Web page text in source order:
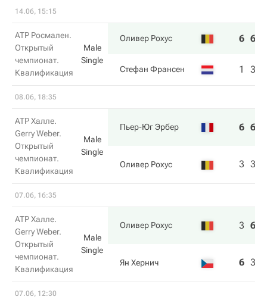
14.06, 15:15
ATP Росмален.
Открытый
чемпионат.
Квалификация
Male
Single
Оливер Рохус 6 6
Стефан Франсен 1 3
08.06, 18:35
ATP Халле.
Gerry Weber.
Открытый
чемпионат.
Квалификация
Male
Single
Пьер-Юг Эрбер 6 6
Оливер Рохус 3 3
07.06, 16:35
ATP Халле.
Gerry Weber.
Открытый
чемпионат.
Квалификация
Male
Single
Оливер Рохус 3 6
Ян Хернич 6 3
07.06, 12:30